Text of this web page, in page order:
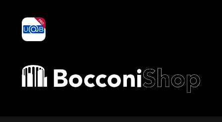
yoU@B
Bocconi shop